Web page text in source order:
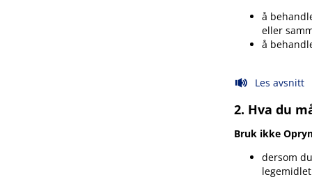
å
eller
å
Les avsnitt
2. Hva du
Bruk ikke
dersom